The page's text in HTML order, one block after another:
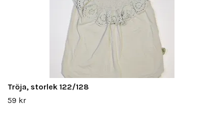
Tröja, storlek 122/128
59 kr